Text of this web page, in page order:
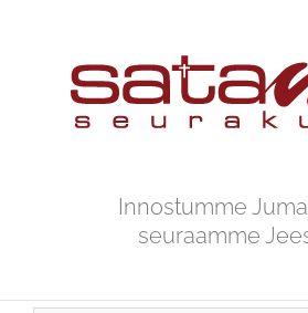
Innostumme
seuraamme